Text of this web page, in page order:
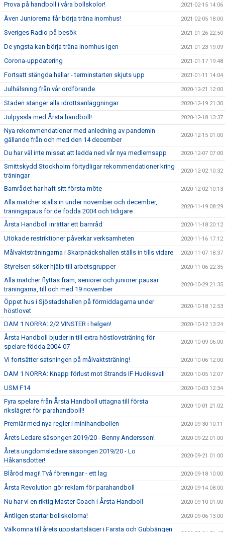
Prova på handboll i våra bollskolor! 2021-02-15 14:06
Även Juniorerna får börja träna inomhus! 2021-02-05 18:00
Sveriges Radio på besök 2021-01-26 22:50
De yngsta kan börja träna inomhus igen 2021-01-23 19:09
Corona-uppdatering 2021-01-17 19:48
Fortsatt stängda hallar - terminstarten skjuts upp 2021-01-11 14:04
Julhälsning från vår ordförande 2020-12-21 12:00
Staden stänger alla idrottsanläggningar 2020-12-19 21:30
Julpyssla med Årsta handboll! 2020-12-18 13:37
Nya rekommendationer med anledning av pandemin
gällande från och med den 14 december
2020-12-15 01:00
Du har väl inte missat att ladda ned vår nya medlemsapp 2020-12-07 07:00
Smittskydd Stockholm förtydligar rekommendationer kring
träningar
2020-12-02 10:32
Barnrådet har haft sitt första möte 2020-12-02 10:13
Alla matcher ställs in under november och december,
träningspaus för de födda 2004 och tidigare
2020-11-19 08:29
Årsta Handboll inrättar ett barnråd 2020-11-18 20:12
Utökade restriktioner påverkar verksamheten 2020-11-16 17:12
Målvaktsträningarna i Skarpnäckshallen ställs in tills vidare 2020-11-07 18:37
Styrelsen söker hjälp till arbetsgrupper 2020-11-06 22:35
Alla matcher flyttas fram, seniorer och juniorer pausar
träningarna, till och med 19 november
2020-10-29 21:35
Öppet hus i Sjöstadshallen på förmiddagarna under
höstlovet
2020-10-18 12:53
DAM 1 NORRA: 2/2 VINSTER i helgen! 2020-10-12 13:24
Årsta Handboll bjuder in till extra höstlovsträning för
spelare födda 2004-07
2020-10-09 06:00
Vi fortsätter satsningen på målvaktsträning! 2020-10-06 12:00
DAM 1 NORRA: Knapp förlust mot Strands IF Hudiksvall 2020-10-05 12:07
USM F14 2020-10-03 12:34
Fyra spelare från Årsta Handboll uttagna till första
rikslägret för parahandboll!!
2020-10-01 21:02
Premiär med nya regler i minihandbollen 2020-09-30 10:11
Årets Ledare säsongen 2019/20 - Benny Andersson! 2020-09-22 01:00
Årets ungdomsledare säsongen 2019/20 - Lo
Håkansdotter!
2020-09-21 01:00
Blåröd magi! Två föreningar - ett lag 2020-09-18 10:00
Årsta Revolution gör reklam för parahandboll 2020-09-14 08:00
Nu har vi en riktig Master Coach i Årsta Handboll 2020-09-10 01:00
Äntligen startar bollskolorna! 2020-09-06 13:00
Välkomna till årets uppstartsläger i Farsta och Gubbängen
2020-09-04 21:43